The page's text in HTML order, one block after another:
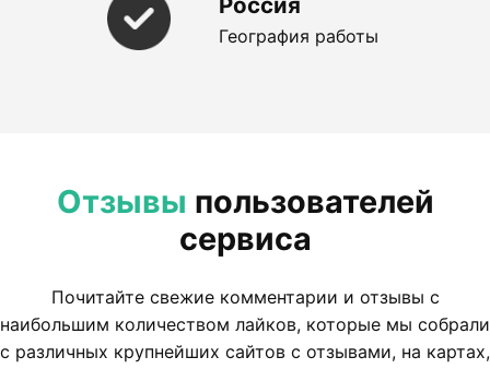
География работы
Отзывы пользователей
сервиса
Почитайте свежие комментарии и отзывы с
наибольшим количеством лайков, которые мы собрали
с различных крупнейших сайтов с отзывами, на картах,